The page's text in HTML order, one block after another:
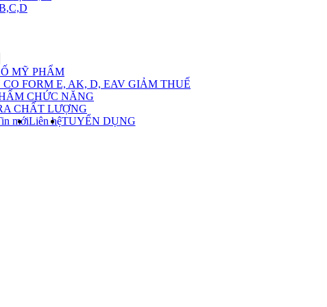
MỸ PHẨM
FORM E, AK, D, EAV GIẢM THUẾ
CHỨC NĂNG
CHẤT LƯỢNG
mớiLiên hệTUYỂN DỤNG